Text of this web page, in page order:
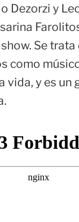
Dezorzi y
Se
como
vida, y es un